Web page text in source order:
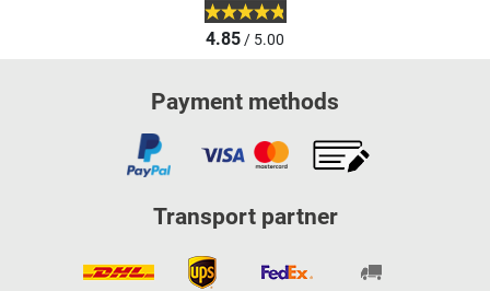
4.85/ 5.00
Payment methods
Transport partner